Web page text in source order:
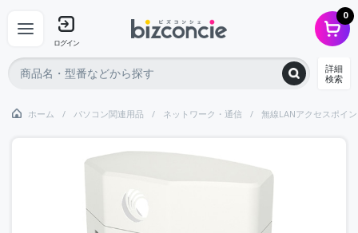
ログイン
0
詳細
検索
ホーム パソコン関連用品 ネットワーク・通信 無線LANアクセスポイ